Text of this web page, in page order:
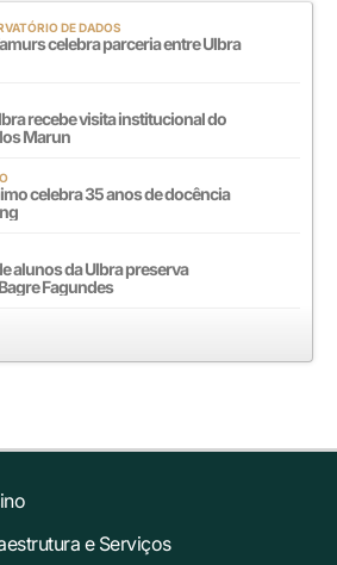
DE DADOS
celebra parceria entre Ulbra
recebe visita institucional do
Marun
celebra 35 anos de docência
alunos da Ulbra preserva
Fagundes
e Serviços